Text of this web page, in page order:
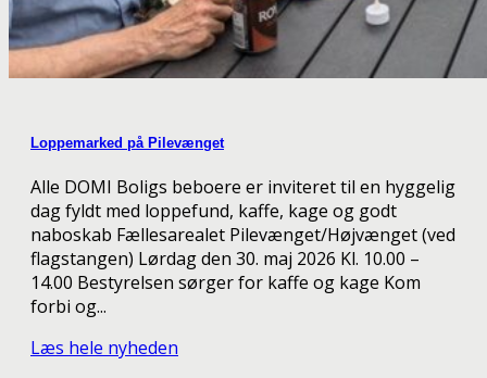
Loppemarked på Pilevænget
Alle DOMI Boligs beboere er inviteret til en hyggelig
dag fyldt med loppefund, kaffe, kage og godt
naboskab Fællesarealet Pilevænget/Højvænget (ved
flagstangen) Lørdag den 30. maj 2026 Kl. 10.00 –
14.00 Bestyrelsen sørger for kaffe og kage Kom
forbi og...
Læs hele nyheden